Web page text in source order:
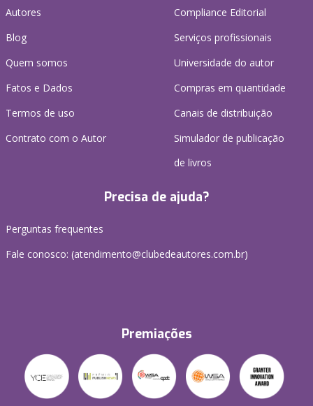
Autores
Blog
Quem somos
Fatos e Dados
Termos de uso
Contrato com o Autor
Compliance Editorial
Serviços profissionais
Universidade do autor
Compras em quantidade
Canais de distribuição
Simulador de publicação
de livros
Precisa de ajuda?
Perguntas frequentes
Fale conosco: (atendimento@clubedeautores.com.br)
Premiações